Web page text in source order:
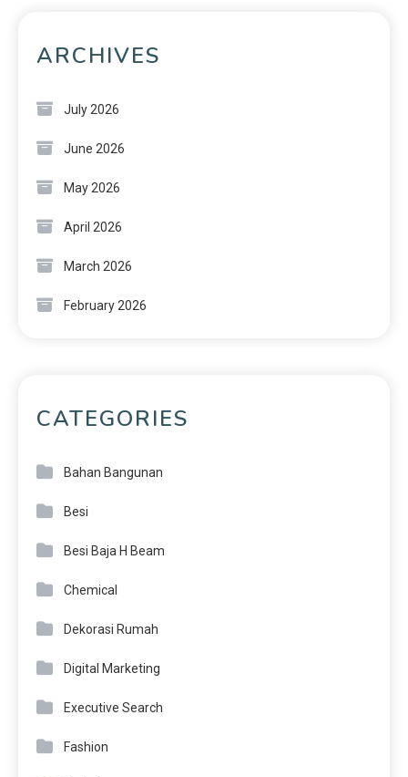
ARCHIVES
July 2026
June 2026
May 2026
April 2026
March 2026
February 2026
CATEGORIES
Bahan Bangunan
Besi
Besi Baja H Beam
Chemical
Dekorasi Rumah
Digital Marketing
Executive Search
Fashion